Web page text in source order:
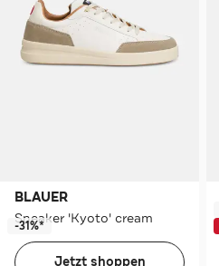
BLAUER
Sneaker 'Kyoto' cream
-31%*
Jetzt shoppen